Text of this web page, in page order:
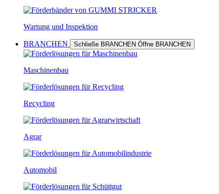
Wartung und Inspektion
BRANCHEN Schließe BRANCHEN Öffne BRANCHEN
Maschinenbau
Recycling
Agrar
Automobil